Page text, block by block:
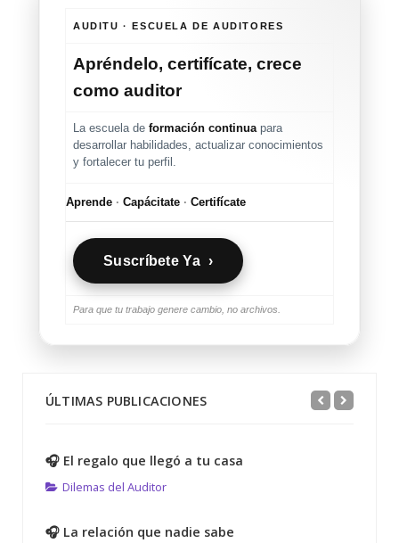
AUDITU · ESCUELA DE AUDITORES
Apréndelo, certifícate, crece
como auditor
La escuela de formación continuapara
desarrollar habilidades, actualizar conocimientos
y fortalecer tu perfil.
Aprende · Capácitate · Certifícate
Suscríbete Ya ›
Para que tu trabajo genere cambio, no archivos.
ÚLTIMAS PUBLICACIONES
🎧 El regalo que llegó a tu casa
Dilemas del Auditor
🎧 La relación que nadie sabe